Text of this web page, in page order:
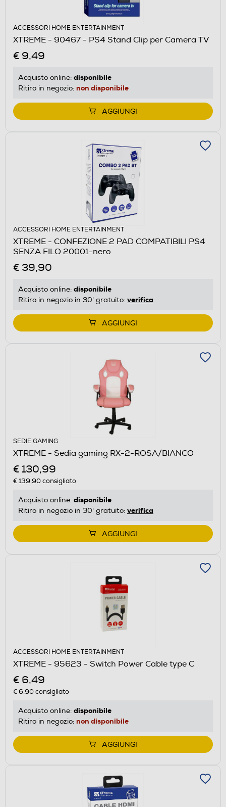
ACCESSORI HOME ENTERTAINMENT
XTREME - 90467 - PS4 Stand Clip per Camera TV
€ 9,49
Acquisto online: disponibile
Ritiro in negozio: non disponibile
AGGIUNGI
ACCESSORI HOME ENTERTAINMENT
XTREME - CONFEZIONE 2 PAD COMPATIBILI PS4
SENZA FILO 20001-nero
€ 39,90
Acquisto online: disponibile
Ritiro in negozio in 30' gratuito: verifica
AGGIUNGI
SEDIE GAMING
XTREME - Sedia gaming RX-2-ROSA/BIANCO
€ 130,99
€ 139,90consigliato
Acquisto online: disponibile
Ritiro in negozio in 30' gratuito: verifica
AGGIUNGI
ACCESSORI HOME ENTERTAINMENT
XTREME - 95623 - Switch Power Cable type C
€ 6,49
€ 6,90consigliato
Acquisto online: disponibile
Ritiro in negozio: non disponibile
AGGIUNGI